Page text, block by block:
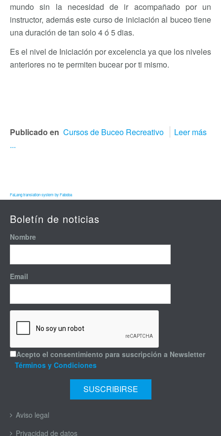
mundo sin la necesidad de ir acompañado por un
instructor, además este curso de iniciación al buceo tiene
una duración de tan solo 4 ó 5 dias.
Es el nivel de Iniciación por excelencia ya que los niveles
anteriores no te permiten bucear por ti mismo.
Publicado en Cursos de Buceo Recreativo
Leer más
...
FaLang translation system by Faboba
Boletín de noticias
Nombre
Email
Acepto el consentimiento para suscripción a Newsletter
Términos y Condiciones
Aviso legal
Privacidad de datos